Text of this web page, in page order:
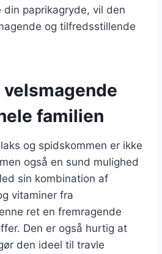
paprikagryde, vil den
og tilfredsstillende
velsmagende
familien
og spidskommen er ikke
også en sund mulighed
sin kombination af
vitaminer fra
ret en fremragende
Den er også hurtig at
den ideel til travle